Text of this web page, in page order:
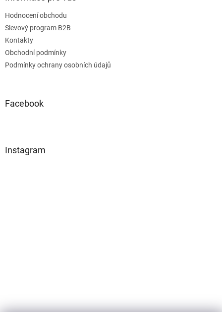
Hodnocení obchodu
Slevový program B2B
Kontakty
Obchodní podmínky
Podmínky ochrany osobních údajů
Facebook
Instagram